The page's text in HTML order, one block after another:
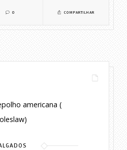
0 COMPARTILHAR
americana (